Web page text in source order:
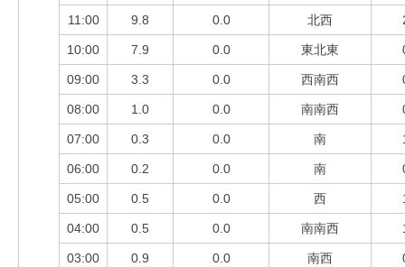
11:00 9.8 0.0 北西
10:00 7.9 0.0 東北東
09:00 3.3 0.0 西南西
08:00 1.0 0.0 南南西
07:00 0.3 0.0 南
06:00 0.2 0.0 南
05:00 0.5 0.0 西
04:00 0.5 0.0 南南西
03:00 0.9 0.0 南西